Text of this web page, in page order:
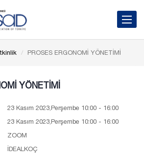
Toggle
PROSES ERGONOMİ YÖNETİMİ
YÖNETİMİ
23 Kasım 2023,Perşembe 10:00 - 16:00
23 Kasım 2023,Perşembe 10:00 - 16:00
ZOOM
İDEALKOÇ